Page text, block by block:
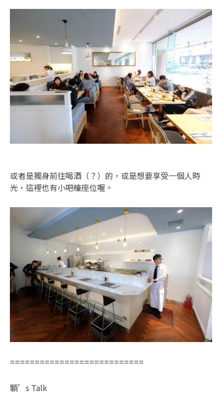
或者是獨身前往喝酒（？）的，或是想要享受一個人時
光，這裡也有小吧檯座位喔。
===========================
顆’s Talk